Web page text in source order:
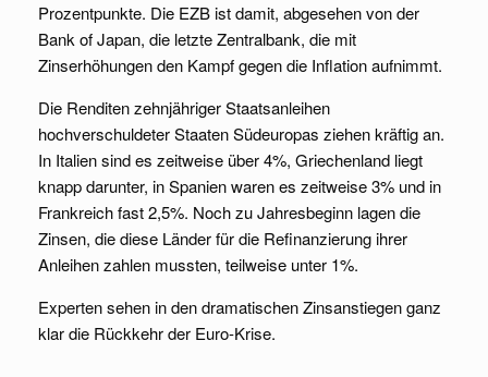
Prozentpunkte. Die EZB ist damit, abgesehen von der
Bank of Japan, die letzte Zentralbank, die mit
Zinserhöhungen den Kampf gegen die Inflation aufnimmt.
Die Renditen zehnjähriger Staatsanleihen
hochverschuldeter Staaten Südeuropas ziehen kräftig an.
In Italien sind es zeitweise über 4%, Griechenland liegt
knapp darunter, in Spanien waren es zeitweise 3% und in
Frankreich fast 2,5%. Noch zu Jahresbeginn lagen die
Zinsen, die diese Länder für die Refinanzierung ihrer
Anleihen zahlen mussten, teilweise unter 1%.
Experten sehen in den dramatischen Zinsanstiegen ganz
klar die Rückkehr der Euro-Krise.